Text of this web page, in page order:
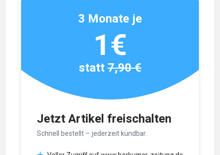
Jetzt Artikel freischalten
Schnell bestellt – jederzeit kündbar.
3 Monate je
1€
statt7,90 €